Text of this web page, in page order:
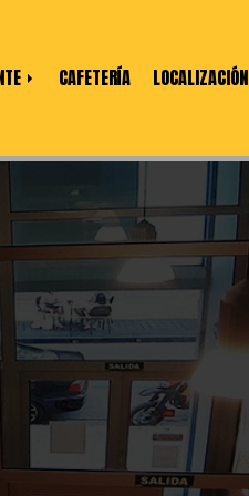
CAFETERÍA LOCALIZACIÓN